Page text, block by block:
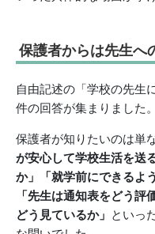
保護者からは先生へ
自由記述の「学校の先生
件の回答が集まりました。
保護者が知りたいのは単
が安心して学校生活を送
か」「就学前にできるよ
「先生は通知表をどう
どう見ているか」 といっ